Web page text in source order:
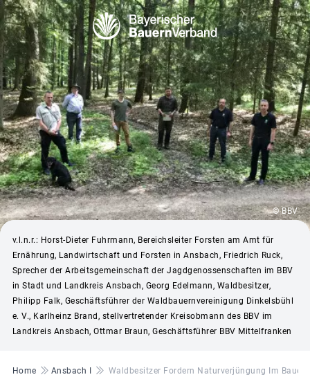
© BBV
v.l.n.r.: Horst-Dieter Fuhrmann, Bereichsleiter Forsten am Amt für
Ernährung, Landwirtschaft und Forsten in Ansbach, Friedrich Ruck,
Sprecher der Arbeitsgemeinschaft der Jagdgenossenschaften im BBV
in Stadt und Landkreis Ansbach, Georg Edelmann, Waldbesitzer,
Philipp Falk, Geschäftsführer der Waldbauernvereinigung Dinkelsbühl
e. V., Karlheinz Brand, stellvertretender Kreisobmann des BBV im
Landkreis Ansbach, Ottmar Braun, Geschäftsführer BBV Mittelfranken
Pfadnavigation
Home Ansbach I Waldbesitzer Fordern Naturverjüngung Im